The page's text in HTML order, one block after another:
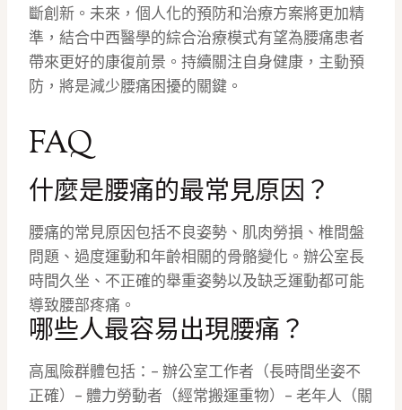
斷創新。未來，個人化的預防和治療方案將更加精
準，結合中西醫學的綜合治療模式有望為腰痛患者
帶來更好的康復前景。持續關注自身健康，主動預
防，將是減少腰痛困擾的關鍵。
FAQ
什麼是腰痛的最常見原因？
腰痛的常見原因包括不良姿勢、肌肉勞損、椎間盤
問題、過度運動和年齡相關的骨骼變化。辦公室長
時間久坐、不正確的舉重姿勢以及缺乏運動都可能
導致腰部疼痛。
哪些人最容易出現腰痛？
高風險群體包括：– 辦公室工作者（長時間坐姿不
正確）– 體力勞動者（經常搬運重物）– 老年人（關